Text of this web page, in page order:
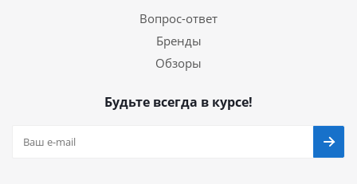
Вопрос-ответ
Бренды
Обзоры
Будьте всегда в курсе!